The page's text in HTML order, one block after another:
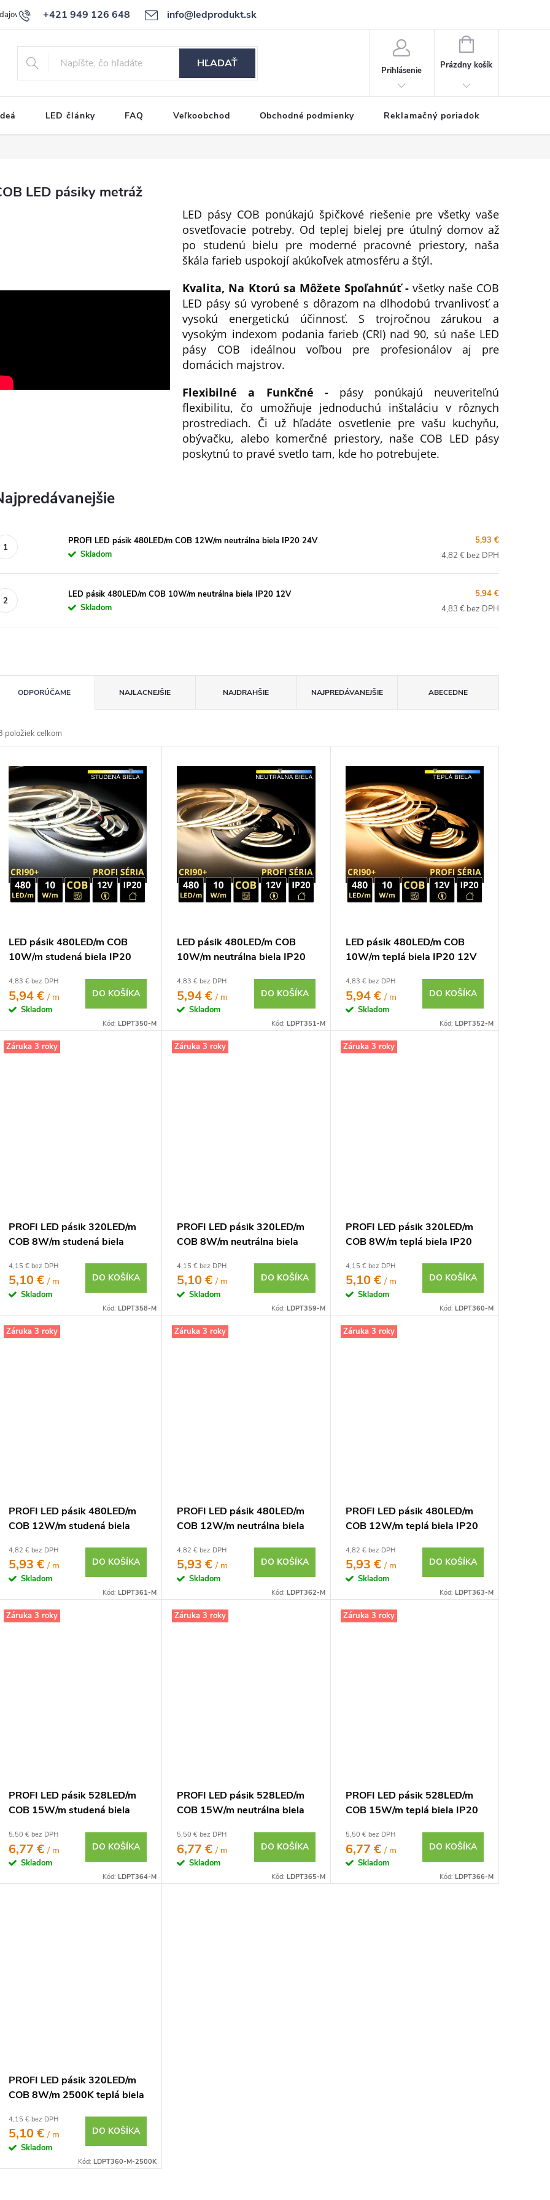
+421 949 126 648 info@ledprodukt.sk
Reklamačný poriadok
HĽADAŤ
Prihlásenie
NÁKUPNÝ
KOŠÍK
Prázdny košík
LED články FAQ Veľkoobchod Obchodné podmienky Reklamačný poriadok
LED pásiky metráž
LED pásy COB ponúkajú špičkové riešenie pre všetky vaše
osvetľovacie potreby. Od teplej bielej pre útulný domov až
po studenú bielu pre moderné pracovné priestory, naša
škála farieb uspokojí akúkoľvek atmosféru a štýl.
Kvalita, Na Ktorú sa Môžete Spoľahnúť - všetky naše COB
LED pásy sú vyrobené s dôrazom na dlhodobú trvanlivosť a
vysokú energetickú účinnosť. S trojročnou zárukou a
vysokým indexom podania farieb (CRI) nad 90, sú naše LED
pásy COB ideálnou voľbou pre profesionálov aj pre
domácich majstrov.
Flexibilné a Funkčné - pásy ponúkajú neuveriteľnú
flexibilitu, čo umožňuje jednoduchú inštaláciu v rôznych
prostrediach. Či už hľadáte osvetlenie pre vašu kuchyňu,
obývačku, alebo komerčné priestory, naše COB LED pásy
poskytnú to pravé svetlo tam, kde ho potrebujete.
PROFI LED pásik 480LED/m COB 12W/m neutrálna biela IP20 24V
Skladom
5,93 €
4,82 € bez DPH
LED pásik 480LED/m COB 10W/m neutrálna biela IP20 12V
Skladom
5,94 €
4,83 € bez DPH
ODPORÚČAME NAJLACNEJŠIE NAJDRAHŠIE NAJPREDÁVANEJŠIE ABECEDNE
položiek celkom
LED pásik 480LED/m COB
10W/m studená biela IP20
4,83 € bez DPH
5,94 €/ m
Skladom
DO KOŠÍKA
Kód:LDPT350-M
LED pásik 480LED/m COB
10W/m neutrálna biela IP20
4,83 € bez DPH
5,94 €/ m
Skladom
DO KOŠÍKA
Kód: LDPT351-M
LED pásik 480LED/m COB
10W/m teplá biela IP20 12V
4,83 € bez DPH
5,94 €/ m
Skladom
DO KOŠÍKA
Kód: LDPT352-M
Záruka 3 roky
PROFI LED pásik 320LED/m
COB 8W/m studená biela
4,15 € bez DPH
5,10 €/ m
Skladom
DO KOŠÍKA
Kód:LDPT358-M
Záruka 3 roky
PROFI LED pásik 320LED/m
COB 8W/m neutrálna biela
4,15 € bez DPH
5,10 €/ m
Skladom
DO KOŠÍKA
Kód: LDPT359-M
Záruka 3 roky
PROFI LED pásik 320LED/m
COB 8W/m teplá biela IP20
4,15 € bez DPH
5,10 €/ m
Skladom
DO KOŠÍKA
Kód: LDPT360-M
Záruka 3 roky
PROFI LED pásik 480LED/m
COB 12W/m studená biela
4,82 € bez DPH
5,93 €/ m
Skladom
DO KOŠÍKA
Kód:LDPT361-M
Záruka 3 roky
PROFI LED pásik 480LED/m
COB 12W/m neutrálna biela
4,82 € bez DPH
5,93 €/ m
Skladom
DO KOŠÍKA
Kód: LDPT362-M
Záruka 3 roky
PROFI LED pásik 480LED/m
COB 12W/m teplá biela IP20
4,82 € bez DPH
5,93 €/ m
Skladom
DO KOŠÍKA
Kód: LDPT363-M
Záruka 3 roky
PROFI LED pásik 528LED/m
COB 15W/m studená biela
5,50 € bez DPH
6,77 €/ m
Skladom
DO KOŠÍKA
Kód:LDPT364-M
Záruka 3 roky
PROFI LED pásik 528LED/m
COB 15W/m neutrálna biela
5,50 € bez DPH
6,77 €/ m
Skladom
DO KOŠÍKA
Kód: LDPT365-M
Záruka 3 roky
PROFI LED pásik 528LED/m
COB 15W/m teplá biela IP20
5,50 € bez DPH
6,77 €/ m
Skladom
DO KOŠÍKA
Kód: LDPT366-M
PROFI LED pásik 320LED/m
COB 8W/m 2500K teplá biela
4,15 € bez DPH
5,10 €/ m
Skladom
DO KOŠÍKA
Kód:LDPT360-M-2500K